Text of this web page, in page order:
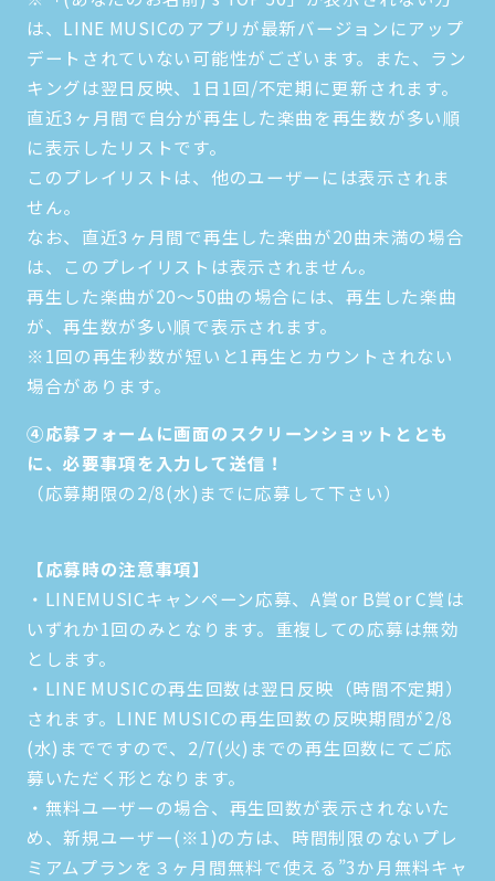
は、LINE MUSICのアプリが最新バージョンにアップ
デートされていない可能性がございます。また、ラン
キングは翌日反映、1日1回/不定期に更新されます。
直近3ヶ月間で自分が再生した楽曲を再生数が多い順
に表示したリストです。
このプレイリストは、他のユーザーには表示されま
せん。
なお、直近3ヶ月間で再生した楽曲が20曲未満の場合
は、このプレイリストは表示されません。
再生した楽曲が20～50曲の場合には、再生した楽曲
が、再生数が多い順で表示されます。
※1回の再生秒数が短いと1再生とカウントされない
場合があります。
④応募フォームに画面のスクリーンショットととも
に、必要事項を入力して送信！
（応募期限の2/8(水)までに応募して下さい）
【応募時の注意事項】
・LINEMUSICキャンペーン応募、A賞or B賞or C賞は
いずれか1回のみとなります。重複しての応募は無効
とします。
・LINE MUSICの再生回数は翌日反映（時間不定期）
されます。LINE MUSICの再生回数の反映期間が2/8
(水)までですので、2/7(火)までの再生回数にてご応
募いただく形となります。
・無料ユーザーの場合、再生回数が表示されないた
め、新規ユーザー(※1)の方は、時間制限のないプレ
ミアムプランを３ヶ月間無料で使える”3か月無料キャ